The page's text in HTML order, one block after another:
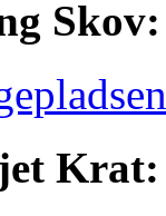
Skov:
Krat: